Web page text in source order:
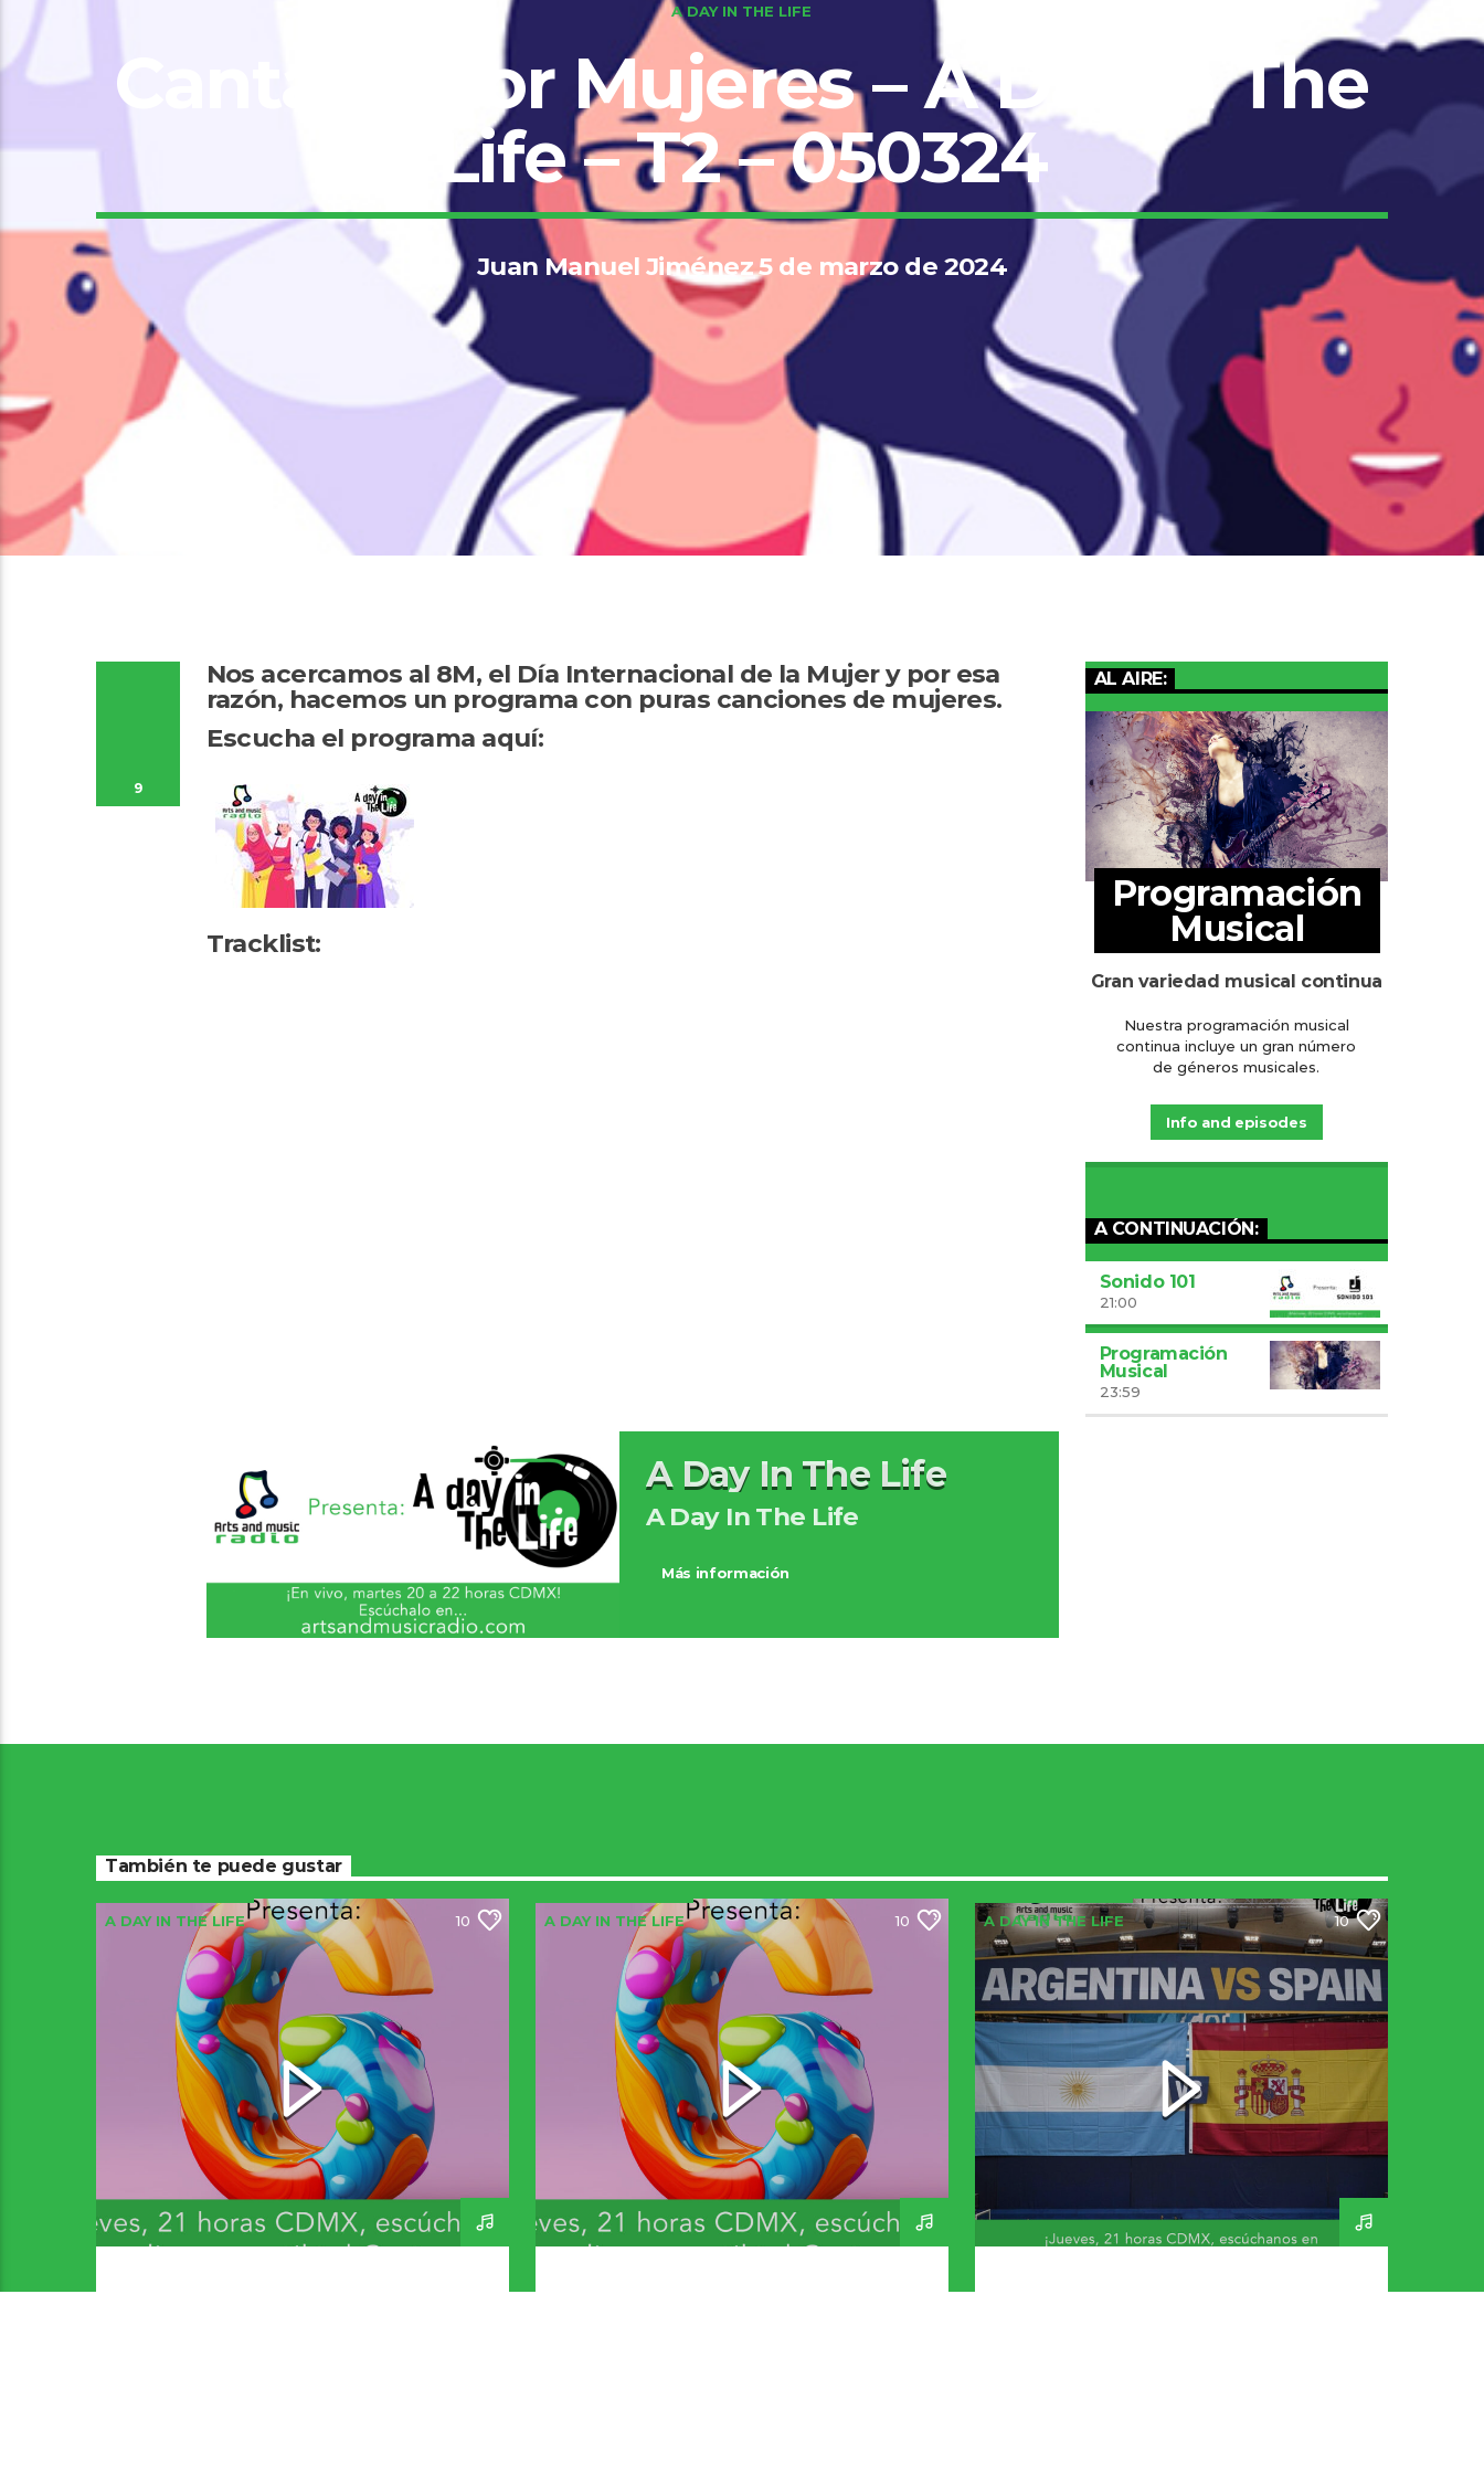
A DAY IN THE LIFE
Cantado Por Mujeres – A Day In The
Life – T2 – 050324
Juan Manuel Jiménez 5 de marzo de 2024
9
Nos acercamos al 8M, el Día Internacional de la Mujer y por esa
razón, hacemos un programa con puras canciones de mujeres.
Escucha el programa aquí:
Tracklist:
A Day In The Life
A Day In The Life
Más información
AL AIRE:
Programación
Musical
Gran variedad musical continua
Nuestra programación musical
continua incluye un gran número
de géneros musicales.
Info and episodes
A CONTINUACIÓN:
Sonido 101
21:00
Programación
Musical
23:59
También te puede gustar
A DAY IN THE LIFE 10 A DAY IN THE LIFE 10 A DAY IN THE LIFE 10